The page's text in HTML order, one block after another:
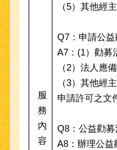
服
務
內
容
（5）其他經
Q7：申請公益
A7：(1）勸募
（2）法人應
（3）其他經
申請許可之文
Q8：公益勸
A8：辦理公益